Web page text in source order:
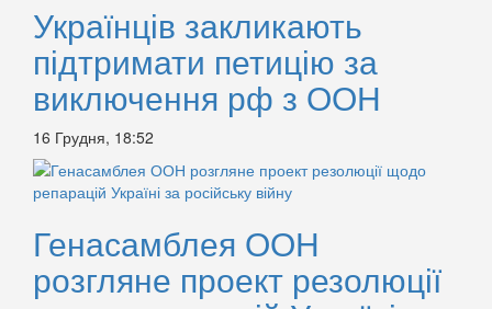
Українців закликають
підтримати петицію за
виключення рф з ООН
16 Грудня, 18:52
Генасамблея ООН
розгляне проект резолюції